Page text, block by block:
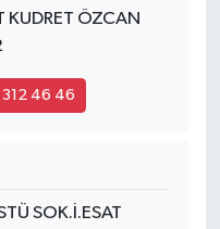
KUDRET ÖZCAN
312 46 46
SOK.İ.ESAT